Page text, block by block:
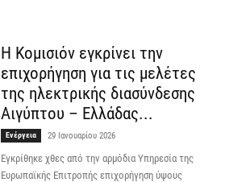
Η Κομισιόν εγκρίνει την
επιχορήγηση για τις μελέτες
της ηλεκτρικής διασύνδεσης
Αιγύπτου – Ελλάδας...
Ενέργεια 29 Ιανουαρίου 2026
Εγκρίθηκε χθες από την αρμόδια Υπηρεσία της
Ευρωπαϊκής Επιτροπής επιχορήγηση ύψους